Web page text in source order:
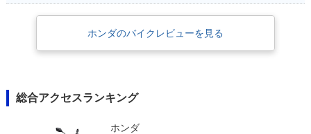
1996年 Giorno Spe
1996年 Giorno DEL
1995年 Giorno・追
ホンダのバイクレビューを見る
総合アクセスランキング
ホンダ